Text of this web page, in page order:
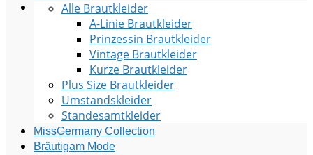
Alle Brautkleider
A-Linie Brautkleider
Prinzessin Brautkleider
Vintage Brautkleider
Kurze Brautkleider
Plus Size Brautkleider
Umstandskleider
Standesamtkleider
MissGermany Collection
Bräutigam Mode